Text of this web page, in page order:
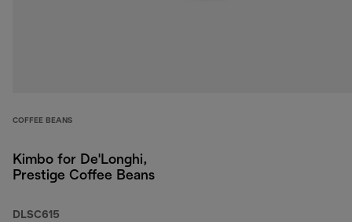
COFFEE BEANS
Kimbo for De'Longhi,
Prestige Coffee Beans
DLSC615